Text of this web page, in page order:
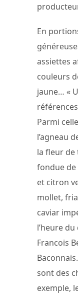
En
assiettes
couleurs
jaune… «
Parmi
l’agneau
la fleur de
fondue
et citron
mollet,
caviar
l’heure
Francois
sont des
exemple,